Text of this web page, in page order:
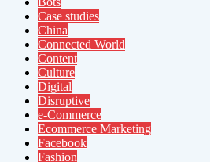
Case studies
China
Connected World
Content
Culture
Digital
Disruptive
e-Commerce
Ecommerce Marketing
Facebook
Fashion